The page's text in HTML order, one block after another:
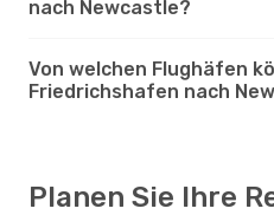
nach Newcastle?
Von welchen Flughäfen
Friedrichshafen nach
Planen Sie Ihre